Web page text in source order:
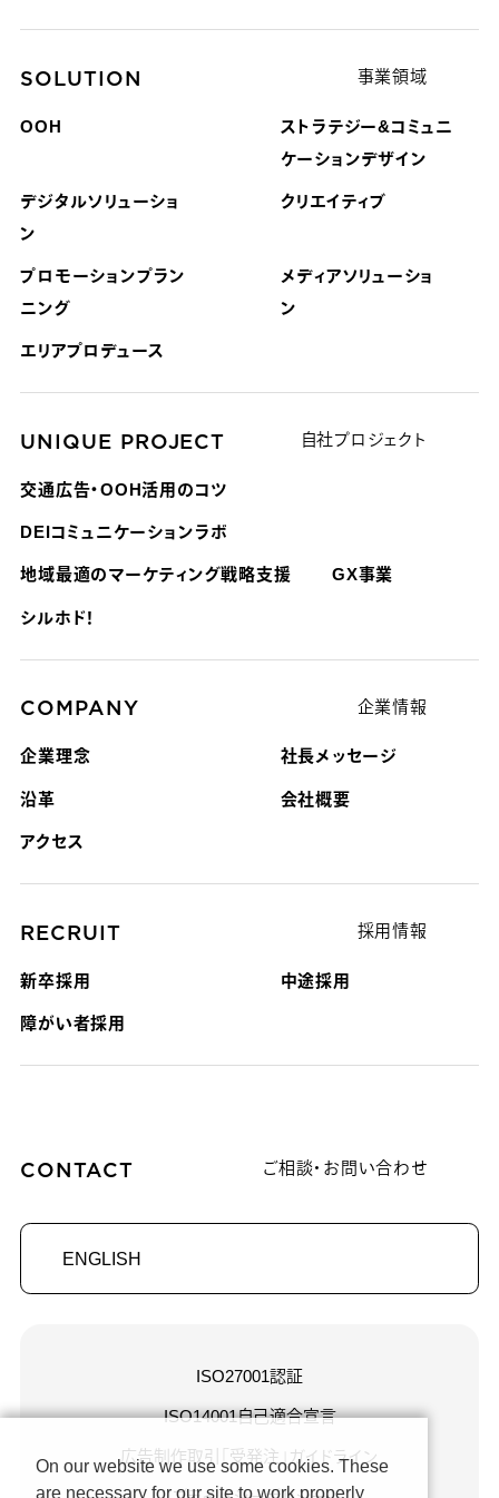
SOLUTION 事業領域
OOH
ストラテジー&コミュニ
ケーションデザイン
デジタルソリューショ
ン
クリエイティブ
プロモーションプラン
ニング
メディアソリューショ
ン
エリアプロデュース
UNIQUE PROJECT 自社プロジェクト
交通広告・OOH活用のコツ
DEIコミュニケーションラボ
地域最適のマーケティング戦略支援 GX事業
シルホド！
COMPANY 企業情報
企業理念 社長メッセージ
沿革 会社概要
アクセス
RECRUIT 採用情報
新卒採用 中途採用
障がい者採用
CONTACT ご相談・お問い合わせ
ENGLISH
ISO27001認証
ISO14001自己適合宣言
広告制作取引「受発注」ガイドライン
On our website we use some cookies. These
are necessary for our site to work properly